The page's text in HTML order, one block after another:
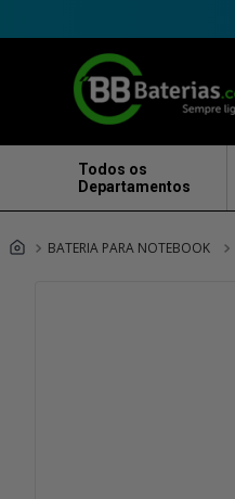
Todos os
Departamentos
BATERIA PARA NOTEBOOK